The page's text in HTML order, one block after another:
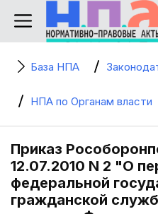
База НПА
НПА по Органам власти
Приказ
12.07.2010 N 2 "О
федеральной
гражданской